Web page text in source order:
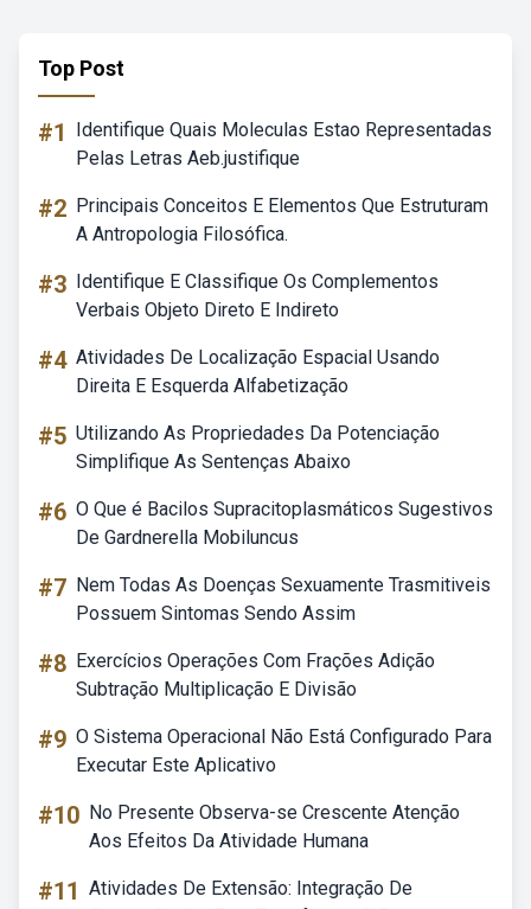
Top Post
#1
Identifique Quais Moleculas Estao Representadas
Pelas Letras Aeb.justifique
#2 Principais Conceitos E Elementos Que Estruturam
A Antropologia Filosófica.
#3 Identifique E Classifique Os Complementos
Verbais Objeto Direto E Indireto
#4 Atividades De Localização Espacial Usando
Direita E Esquerda Alfabetização
#5 Utilizando As Propriedades Da Potenciação
Simplifique As Sentenças Abaixo
#6 O Que é Bacilos Supracitoplasmáticos Sugestivos
De Gardnerella Mobiluncus
#7 Nem Todas As Doenças Sexuamente Trasmitiveis
Possuem Sintomas Sendo Assim
#8 Exercícios Operações Com Frações Adição
Subtração Multiplicação E Divisão
#9 O Sistema Operacional Não Está Configurado Para
Executar Este Aplicativo
#10 No Presente Observa-se Crescente Atenção
Aos Efeitos Da Atividade Humana
#11 Atividades De Extensão: Integração De